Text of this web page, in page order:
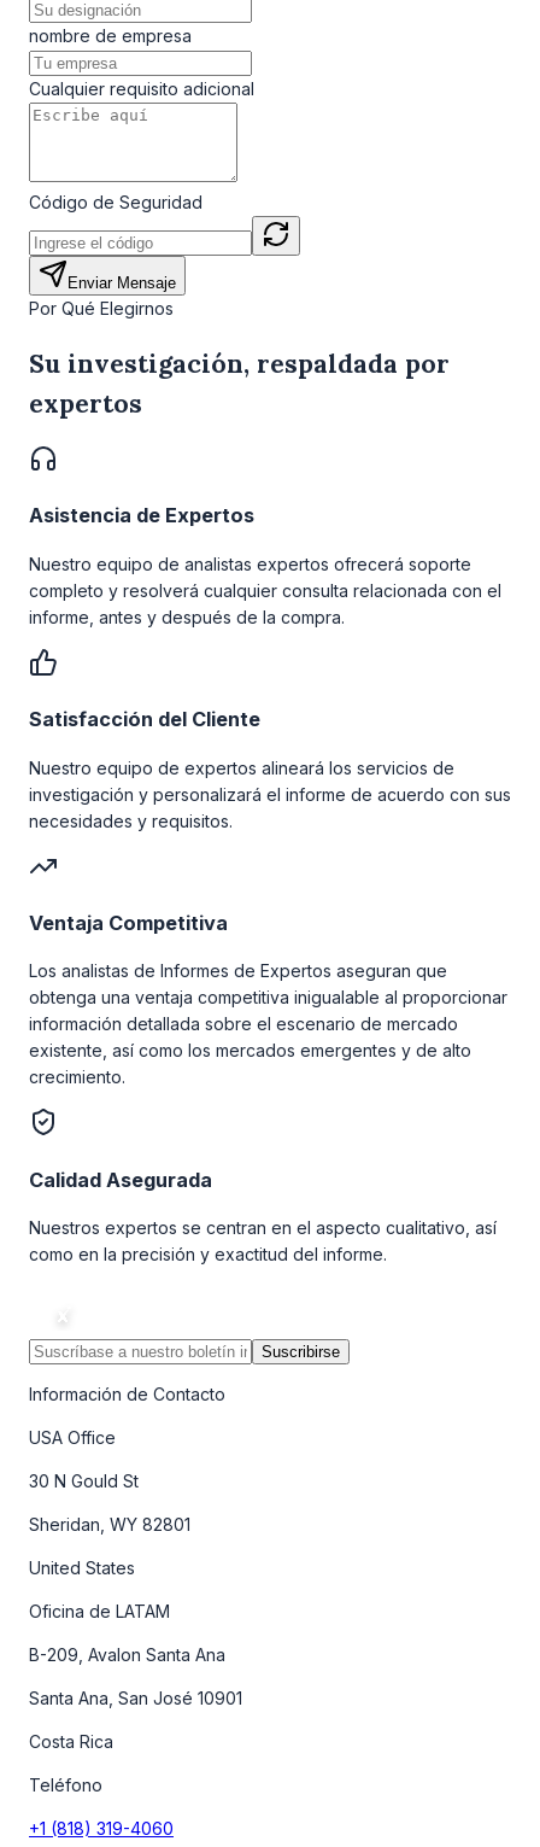
nombre de empresa
Cualquier requisito adicional
Código de Seguridad
Enviar Mensaje
Por Qué Elegirnos
Su investigación, respaldada por
expertos
Asistencia de Expertos
Nuestro equipo de analistas expertos ofrecerá soporte
completo y resolverá cualquier consulta relacionada con el
informe, antes y después de la compra.
Satisfacción del Cliente
Nuestro equipo de expertos alineará los servicios de
investigación y personalizará el informe de acuerdo con sus
necesidades y requisitos.
Ventaja Competitiva
Los analistas de Informes de Expertos aseguran que
obtenga una ventaja competitiva inigualable al proporcionar
información detallada sobre el escenario de mercado
existente, así como los mercados emergentes y de alto
crecimiento.
Calidad Asegurada
Nuestros expertos se centran en el aspecto cualitativo, así
como en la precisión y exactitud del informe.
Suscribirse
Información de Contacto
USA Office
30 N Gould St
Sheridan, WY 82801
United States
Oficina de LATAM
B-209, Avalon Santa Ana
Santa Ana, San José 10901
Costa Rica
Teléfono
+1 (818) 319-4060